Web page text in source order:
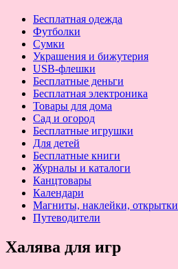
Бесплатная одежда
Футболки
Сумки
Украшения и бижутерия
USB-флешки
Бесплатные деньги
Бесплатная электроника
Товары для дома
Сад и огород
Бесплатные игрушки
Для детей
Бесплатные книги
Журналы и каталоги
Канцтовары
Календари
Магниты, наклейки, открытки
Путеводители
Халява для игр